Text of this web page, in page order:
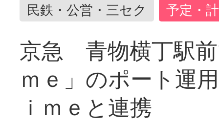
民鉄・公営・三セク 予定・
京急 青物横丁駅
ｍｅ」のポート運
ｉｍｅと連携